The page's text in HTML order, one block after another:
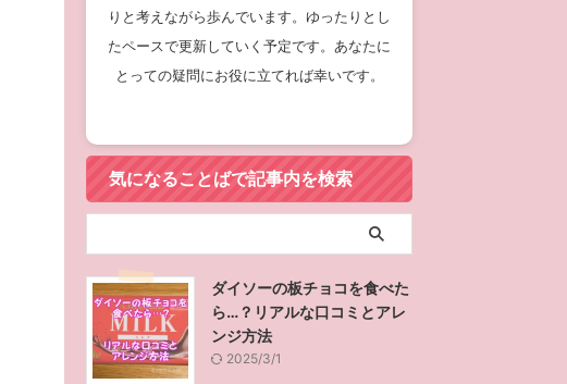
りと考えながら歩んでいます。ゆったりとし
たペースで更新していく予定です。あなたに
とっての疑問にお役に立てれば幸いです。
気になることばで記事内を検索
ダイソーの板チョコを食べた
ら…？リアルな口コミとアレ
ンジ方法
2025/3/1